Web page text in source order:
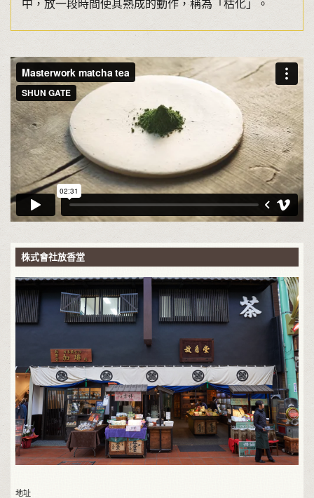
中，放一段時間使其熟成的動作，稱為「枯化」。
株式會社放香堂
地址